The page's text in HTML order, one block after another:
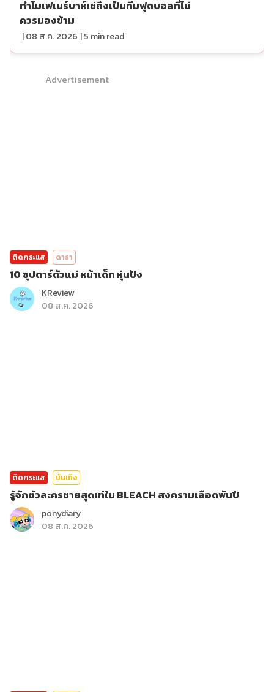
ทำไมเฟเนร์บาห์เช่ถึงเป็นทีมฟุตบอลที่ไม่
ควรมองข้าม
|08 ส.ค. 2026 |5 min read
Advertisement
ติดกระแส ดารา
10 ซุปตาร์ตัวแม่ หน้าเด็ก หุ่นปัง
KReview
08 ส.ค. 2026
ติดกระแส บันเทิง
รู้จักตัวละครชายสุดเท่ใน BLEACH สงครามเลือดพันปี
ponydiary
08 ส.ค. 2026